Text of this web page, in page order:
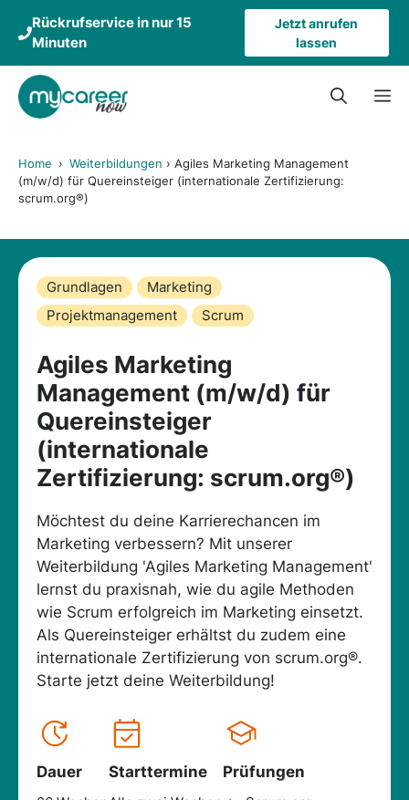
Inhalt
Rückrufservice in nur 15
Minuten
Jetzt anrufen
lassen
Home › Weiterbildungen › Agiles Marketing Management
(m/w/d) für Quereinsteiger (internationale Zertifizierung:
scrum.org®)
Grundlagen
Marketing
Projektmanagement
Scrum
Agiles Marketing
Management (m/w/d) für
Quereinsteiger
(internationale
Zertifizierung: scrum.org®)
Möchtest du deine Karrierechancen im
Marketing verbessern? Mit unserer
Weiterbildung 'Agiles Marketing Management'
lernst du praxisnah, wie du agile Methoden
wie Scrum erfolgreich im Marketing einsetzt.
Als Quereinsteiger erhältst du zudem eine
internationale Zertifizierung von scrum.org®.
Starte jetzt deine Weiterbildung!
Dauer Starttermine Prüfungen